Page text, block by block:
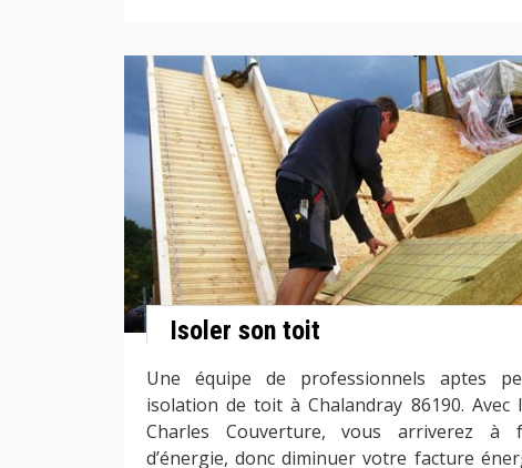
Isoler son toit
Une équipe de professionnels aptes
isolation de toit à Chalandray 86190. Avec
Charles Couverture, vous arriverez à
d’énergie, donc diminuer votre facture